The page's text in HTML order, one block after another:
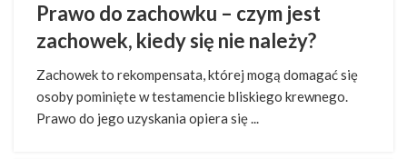
Prawo do zachowku – czym jest
zachowek, kiedy się nie należy?
Zachowek to rekompensata, której mogą domagać się
osoby pominięte w testamencie bliskiego krewnego.
Prawo do jego uzyskania opiera się ...